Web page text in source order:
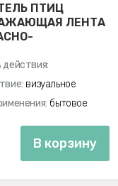
ПТИЦ
ЛЕНТА
визуальное
бытовое
В корзину